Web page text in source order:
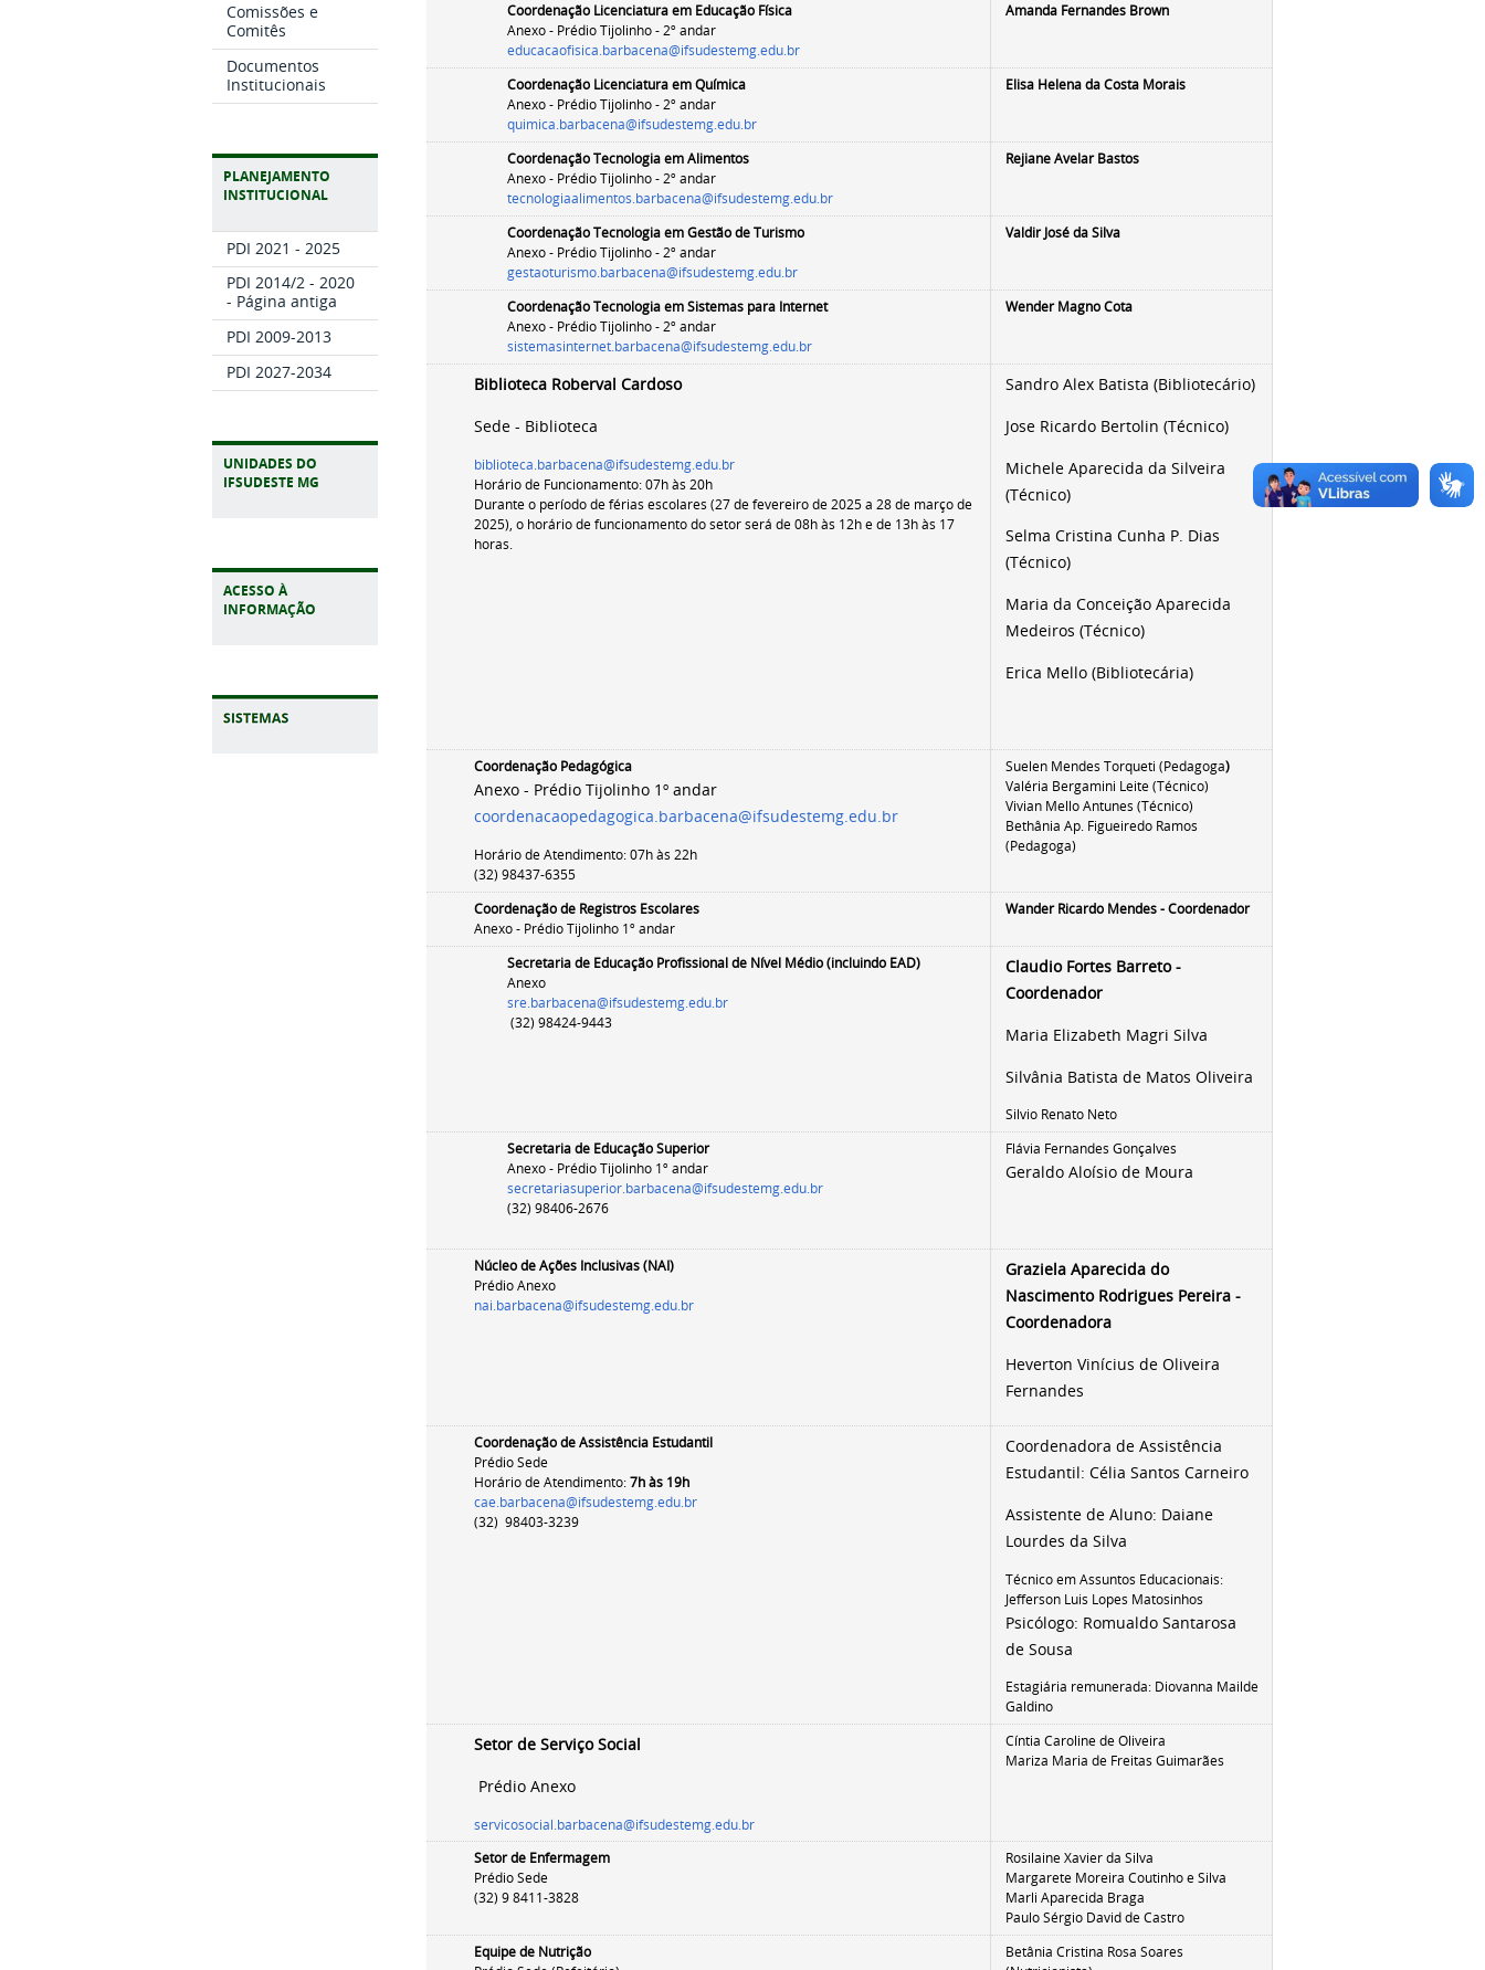
Comissões e
Comitês
Documentos
Institucionais
PLANEJAMENTO
INSTITUCIONAL
PDI 2021 - 2025
PDI 2014/2 - 2020
- Página antiga
PDI 2009-2013
PDI 2027-2034
UNIDADES DO
IFSUDESTE MG
ACESSO À
INFORMAÇÃO
Coordenação Licenciatura em Educação Física
Anexo - Prédio Tijolinho - 2º andar
educacaofisica.barbacena@ifsudestemg.edu.br
Amanda Fernandes Brown
Coordenação Licenciatura em Química
Anexo - Prédio Tijolinho - 2º andar
quimica.barbacena@ifsudestemg.edu.br
Elisa Helena da Costa Morais
CoordenaçãoTecnologia em Alimentos
Anexo - Prédio Tijolinho - 2º andar
tecnologiaalimentos.barbacena@ifsudestemg.edu.br
Rejiane Avelar Bastos
CoordenaçãoTecnologiaemGestãode Turismo
Anexo - Prédio Tijolinho - 2º andar
gestaoturismo.barbacena@ifsudestemg.edu.br
Valdir José da Silva
Coordenação Tecnologia emSistemas para Internet
Anexo - Prédio Tijolinho - 2º andar
sistemasinternet.barbacena@ifsudestemg.edu.br
Wender Magno Cota
Biblioteca Roberval Cardoso
Sede - Biblioteca
biblioteca.barbacena@ifsudestemg.edu.br
Horário de Funcionamento: 07h às 20h
Durante o período de férias escolares (27 de fevereiro de 2025 a 28 de março de
2025), o horário de funcionamento do setor será de08h às 12h e de 13h às 17
horas.
Sandro Alex Batista (Bibliotecário)
Jose Ricardo Bertolin (Técnico)
Michele Aparecida da Silveira
(Técnico)
Selma Cristina Cunha P. Dias
(Técnico)
Maria da Conceição Aparecida
Medeiros (Técnico)
Erica Mello (Bibliotecária)
Coordenação Pedagógica
Anexo - Prédio Tijolinho1º andar
coordenacaopedagogica.barbacena@ifsudestemg.edu.br
Horário de Atendimento: 07h às 22h
(32) 98437-6355
Suelen Mendes Torqueti (Pedagoga)
Valéria Bergamini Leite (Técnico)
Vivian Mello Antunes (Técnico)
Bethânia Ap. Figueiredo Ramos
(Pedagoga)
Coordenação de Registros Escolares
Anexo - Prédio Tijolinho 1º andar
Wander Ricardo Mendes - Coordenador
Secretaria de Educação Profissional de Nível Médio (incluindo EAD)
Anexo
sre.barbacena@ifsudestemg.edu.br
(32) 98424-9443
Claudio Fortes Barreto -
Coordenador
Maria Elizabeth Magri Silva
Silvânia Batista de Matos Oliveira
Silvio Renato Neto
Secretaria de Educação Superior
Anexo - Prédio Tijolinho 1º andar
secretariasuperior.barbacena@ifsudestemg.edu.br
(32) 98406-2676
Flávia Fernandes Gonçalves
Geraldo Aloísio de Moura
Núcleo de Ações Inclusivas (NAI)
Prédio Anexo
nai.barbacena@ifsudestemg.edu.br
Graziela Aparecida do
Nascimento Rodrigues Pereira -
Coordenadora
Heverton Vinícius de Oliveira
Fernandes
Coordenação de Assistência Estudantil
Prédio Sede
Horário de Atendimento:7h às 19h
cae.barbacena@ifsudestemg.edu.br
(32) 98403-3239
Coordenadora de Assistência
Estudantil: Célia Santos Carneiro
Assistente de Aluno: Daiane
Lourdes da Silva
Técnico em Assuntos Educacionais:
Jefferson Luis Lopes Matosinhos
Psicólogo: Romualdo Santarosa
de Sousa
Estagiária remunerada: Diovanna Mailde
Galdino
Setor de Serviço Social
Prédio Anexo
servicosocial.barbacena@ifsudestemg.edu.br
Cíntia Caroline de Oliveira
Mariza Maria de Freitas Guimarães
Setor de Enfermagem
Prédio Sede
(32) 9 8411-3828
Rosilaine Xavier da Silva
Margarete Moreira Coutinho e Silva
Marli Aparecida Braga
Paulo Sérgio David de Castro
Equipe de Nutrição
Betânia Cristina Rosa Soares